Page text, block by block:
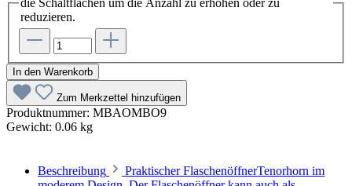
reduzieren.
In den Warenkorb
Zum Merkzettel hinzufügen
Produktnummer: MBAOMBO9
Gewicht: 0.06 kg
Beschreibung
Praktischer FlaschenöffnerTenorhorn im